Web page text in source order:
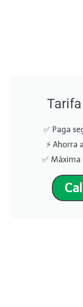
✅ Paga
⚡ Ahorra
✅